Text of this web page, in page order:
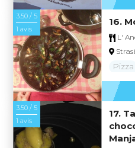
3.50 / 5
1 avis
16.
L'
Pizza
3.50 / 5
1 avis
17.